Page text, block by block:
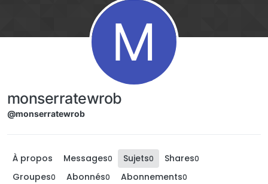
M
monserratewrob
@monserratewrob
À propos Messages0 Sujets0 Shares0
Groupes0 Abonnés0 Abonnements0